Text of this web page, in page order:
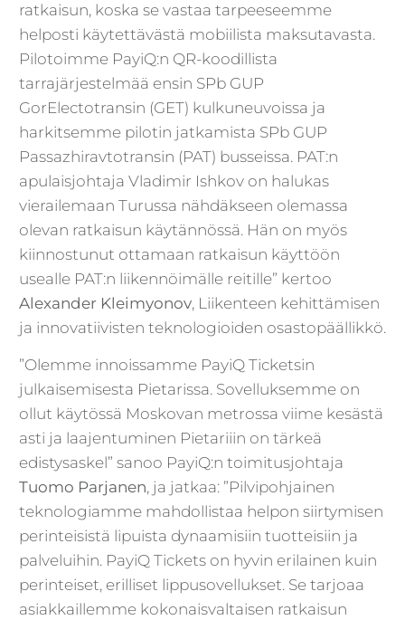
ratkaisun, koska se vastaa tarpeeseemme
helposti käytettävästä mobiilista maksutavasta.
Pilotoimme PayiQ:n QR-koodillista
tarrajärjestelmää ensin SPb GUP
GorElectotransin (GET) kulkuneuvoissa ja
harkitsemme pilotin jatkamista SPb GUP
Passazhiravtotransin (PAT) busseissa. PAT:n
apulaisjohtaja Vladimir Ishkov on halukas
vierailemaan Turussa nähdäkseen olemassa
olevan ratkaisun käytännössä. Hän on myös
kiinnostunut ottamaan ratkaisun käyttöön
usealle PAT:n liikennöimälle reitille” kertoo
Alexander Kleimyonov, Liikenteen kehittämisen
ja innovatiivisten teknologioiden osastopäällikkö.
”Olemme innoissamme PayiQ Ticketsin
julkaisemisesta Pietarissa. Sovelluksemme on
ollut käytössä Moskovan metrossa viime kesästä
asti ja laajentuminen Pietariiin on tärkeä
edistysaskel” sanoo PayiQ:n toimitusjohtaja
Tuomo Parjanen, ja jatkaa: ”Pilvipohjainen
teknologiamme mahdollistaa helpon siirtymisen
perinteisistä lipuista dynaamisiin tuotteisiin ja
palveluihin. PayiQ Tickets on hyvin erilainen kuin
perinteiset, erilliset lippusovellukset. Se tarjoaa
asiakkaillemme kokonaisvaltaisen ratkaisun